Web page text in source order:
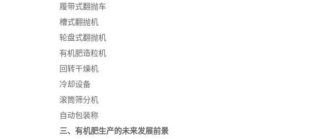
履带式翻抛车
槽式翻抛机
轮盘式翻抛机
有机肥造粒机
回转干燥机
冷却设备
滚筒筛分机
自动包装称
三、有机肥生产的未来发展前景